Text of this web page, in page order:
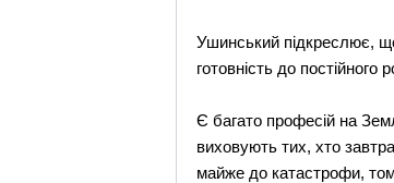
Ушинський підкреслює,
готовність до
Є багато професій на
виховують тих, хто
майже до катастрофи,